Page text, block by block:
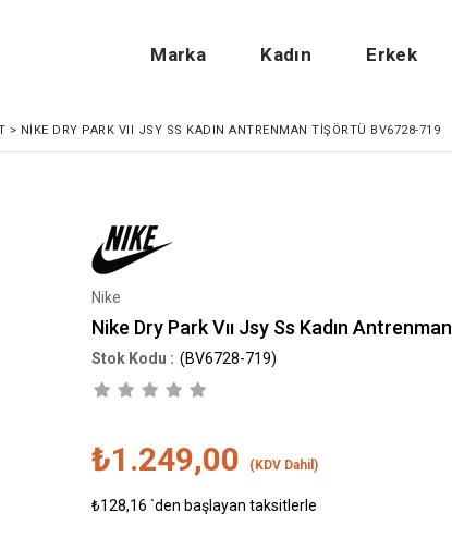
Marka Kadın Erkek
> NIKE DRY PARK VII JSY SS KADIN ANTRENMAN TIŞÖRTÜ BV6728-719
Nike
Nike Dry Park Vıı Jsy Ss Kadın
(BV6728-719)
₺1.249,00 (KDV Dahil)
₺128,16 `den başlayan taksitlerle